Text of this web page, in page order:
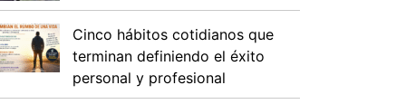
Cinco hábitos cotidianos que
terminan definiendo el éxito
personal y profesional